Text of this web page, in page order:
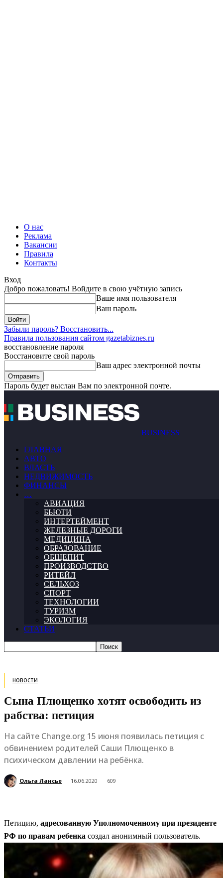
О нас
Реклама
Вакансии
Правила
Контакты
Вход
Добро пожаловать! Войдите в свою учётную запись
Ваше имя пользователя
Ваш пароль
Забыли пароль? Восстановить...
Правила пользования сайтом gazetabiznes.ru
восстановление пароля
Восстановите свой пароль
Ваш адрес электронной почты
Пароль будет выслан Вам по электронной почте.
BUSINESS
ГЛАВНАЯ
АВТО
ВЛАСТЬ
НЕДВИЖИМОСТЬ
ФИНАНСЫ
…
АВИАЦИЯ
БЬЮТИ
ИНТЕРТЕЙМЕНТ
ЖЕЛЕЗНЫЕ ДОРОГИ
МЕДИЦИНА
ОБРАЗОВАНИЕ
ОБЩЕПИТ
ПРОИЗВОДСТВО
РИТЕЙЛ
СЕЛЬХОЗ
СПОРТ
ТЕХНОЛОГИИ
ТУРИЗМ
ЭКОЛОГИЯ
СТАТЬИ
НОВОСТИ
Сына Плющенко хотят освободить из
рабства: петиция
На сайте Change.org 15 июня появилась петиция с
обвинением родителей Саши Плющенко в
психическом давлении на ребёнка.
Ольга Лансье 16.06.2020 609
Петицию, адресованную Уполномоченному при президенте
РФ по правам ребенка создал анонимный пользователь.